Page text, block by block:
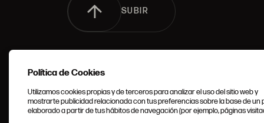
SUBIR
Política de Cookies
Utilizamos cookies propias y de terceros para analizar el uso del sitio web y
mostrarte publicidad relacionada con tus preferencias sobre la base de un
elaborado a partir de tus hábitos de navegación (por ejemplo, páginas